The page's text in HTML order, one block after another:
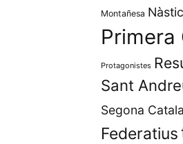
Montañesa Nàstic
Primera
Protagonistes
Sant
Segona
Federatius